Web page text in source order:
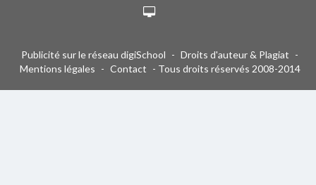
Publicité sur le réseau digiSchool - Droits d'auteur & Plagiat -
Mentions légales - Contact - Tous droits réservés 2008-2014